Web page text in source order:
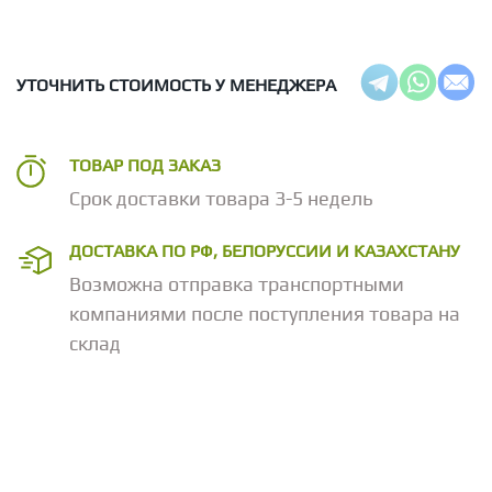
УТОЧНИТЬ СТОИМОСТЬ У МЕНЕДЖЕРА
ТОВАР ПОД ЗАКАЗ
Срок доставки товара 3-5 недель
ДОСТАВКА ПО РФ, БЕЛОРУССИИ И КАЗАХСТАНУ
Возможна отправка транспортными
компаниями после поступления товара на
склад